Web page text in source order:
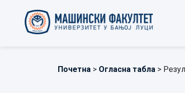
Почетна > Огласна табла >